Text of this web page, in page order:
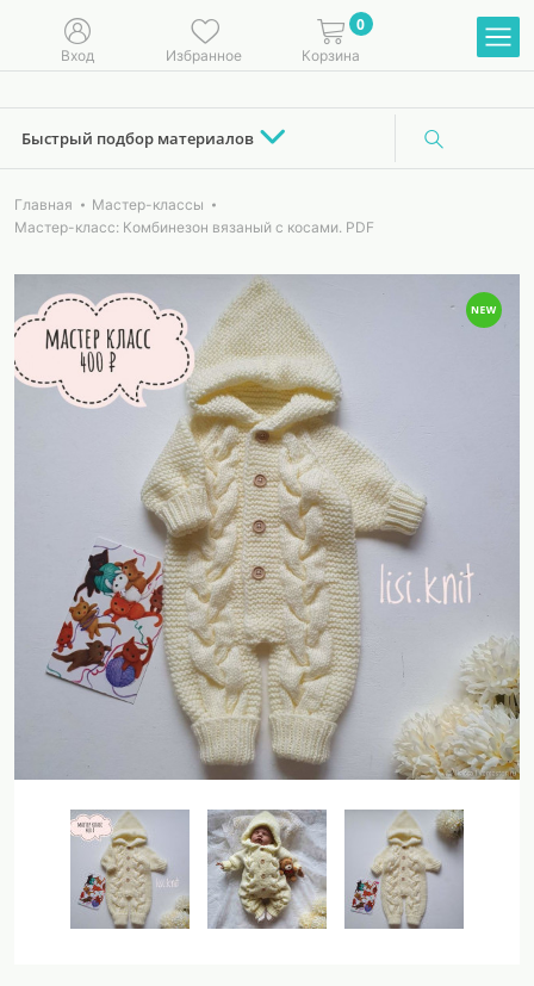
Вход Избранное
0
Корзина
Быстрый подбор материалов
Главная
Мастер-классы
Мастер-класс: Комбинезон вязаный с косами. PDF